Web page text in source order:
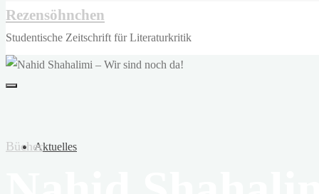
Rezensöhnchen
Studentische Zeitschrift für Literaturkritik
Aktuelles
Bücher